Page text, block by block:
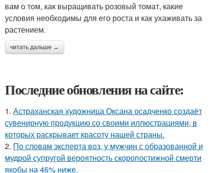
вам о том, как выращивать розовый томат, какие
условия необходимы для его роста и как ухаживать за
растением.
читать дальше →
Последние обновления на сайте:
1. Астраханская художница Оксана осадченко создаёт
сувенирную продукцию со своими иллюстрациями, в
которых раскрывает красоту нашей страны.
2. По словам эксперта воз, у мужчин с образованной и
мудрой супругой вероятность скоропостижной смерти
якобы на 46% ниже.